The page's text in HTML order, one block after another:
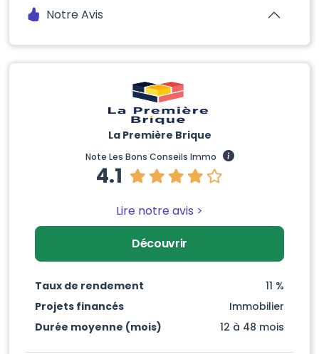
Notre Avis
La Première Brique
Note Les Bons Conseils Immo
4.1
Taux de rendement
11 %
Projets financés
Immobilier
Durée moyenne (mois)
12 à 48 mois
Découvrir
Lire notre avis >